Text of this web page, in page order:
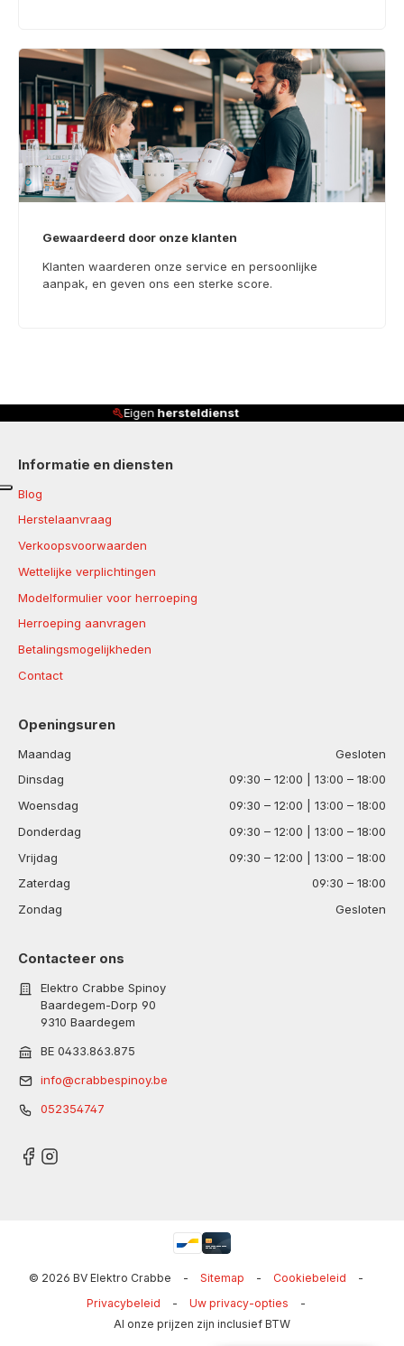
Gewaardeerd door onze klanten
Klanten waarderen onze service en persoonlijke
aanpak, en geven ons een sterke score.
Klanten beoordelen ons met
Informatie en diensten
Blog
Herstelaanvraag
Verkoopsvoorwaarden
Wettelijke verplichtingen
Modelformulier voor herroeping
Herroeping aanvragen
Betalingsmogelijkheden
Contact
Openingsuren
Maandag
Gesloten
Dinsdag
09:30 – 12:00 | 13:00 – 18:00
Woensdag
09:30 – 12:00 | 13:00 – 18:00
Donderdag
09:30 – 12:00 | 13:00 – 18:00
Vrijdag
09:30 – 12:00 | 13:00 – 18:00
Zaterdag
09:30 – 18:00
Zondag
Gesloten
Contacteer ons
Elektro Crabbe Spinoy
Baardegem-Dorp 90
9310 Baardegem
BE 0433.863.875
info@crabbespinoy.be
052354747
© 2026 BV Elektro Crabbe - Sitemap - Cookiebeleid
-
Privacybeleid
- Uw privacy-opties
-
Al onze prijzen zijn inclusief BTW